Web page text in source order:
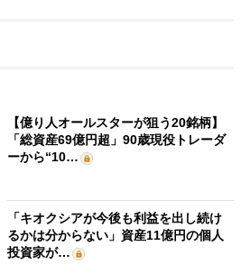
【億り人オールスターが狙う20銘柄】
「総資産69億円超」90歳現役トレーダ
ーから“10…
「キオクシアが今後も利益を出し続け
るかは分からない」資産11億円の個人
投資家が…